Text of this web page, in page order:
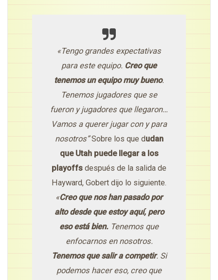
«Tengo grandes expectativas
para este equipo. Creo que
tenemos un equipo muy bueno.
Tenemos jugadores que se
fueron y jugadores que llegaron…
Vamos a querer jugar con y para
nosotros”Sobre los que dudan
que Utah puede llegar a los
playoffs después de la salida de
Hayward, Gobert dijo lo siguiente.
«Creo que nos han pasado por
alto desde que estoy aquí, pero
eso está bien. Tenemos que
enfocarnos en nosotros.
Tenemos que salir a competir. Si
podemos hacer eso, creo que